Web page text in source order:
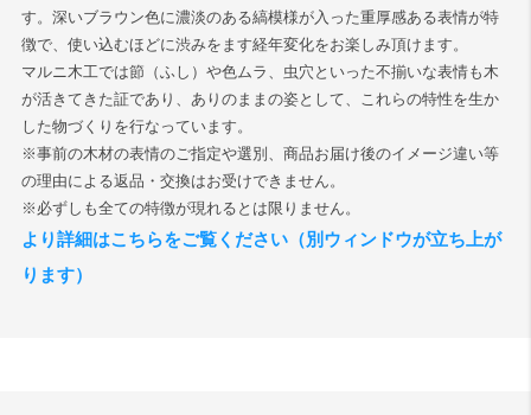
検索
す。深いブラウン色に濃淡のある縞模様が入った重厚感ある表情が特
徴で、使い込むほどに渋みをます経年変化をお楽しみ頂けます。
マルニ木工では節（ふし）や色ムラ、虫穴といった不揃いな表情も木
が活きてきた証であり、ありのままの姿として、これらの特性を生か
した物づくりを行なっています。
※事前の木材の表情のご指定や選別、商品お届け後のイメージ違い等
の理由による返品・交換はお受けできません。
※必ずしも全ての特徴が現れるとは限りません。
より詳細はこちらをご覧ください（別ウィンドウが立ち上が
ります）